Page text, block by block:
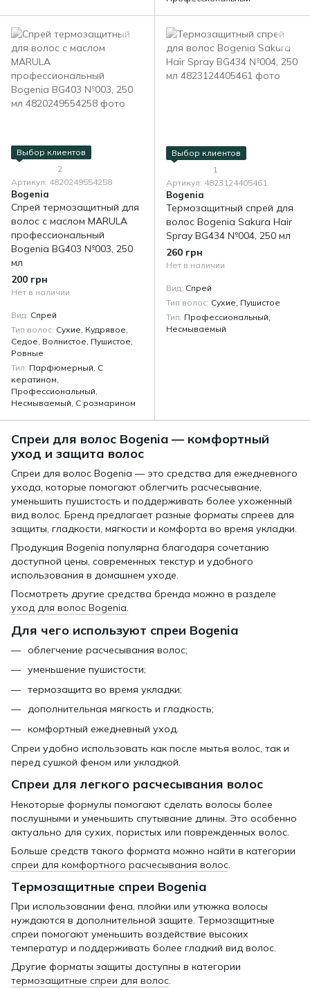
Выбор клиентов
2
Артикул: 4820249554258
Bogenia
Cпрей термозащитный для
волос с маслом MARULA
профессиональный
Bogenia BG403 №003, 250
мл
200 грн
Нет в наличии
Вид Спрей
Тип волос Сухие, Кудрявое,
Седое, Волнистое, Пушистое,
Ровные
Тип Парфюмерный, С
кератином,
Профессиональный,
Несмываемый, С розмарином
Выбор клиентов
1
Артикул: 4823124405461
Bogenia
Термозащитный спрей для
волос Bogenia Sakura Hair
Spray BG434 №004, 250 мл
260 грн
Нет в наличии
Вид Спрей
Тип волос Сухие, Пушистое
Тип Профессиональный,
Несмываемый
Спреи для волос Bogenia — комфортный
уход и защита волос
Спреи для волос Bogenia — это средства для ежедневного
ухода, которые помогают облегчить расчесывание,
уменьшить пушистость и поддерживать более ухоженный
вид волос. Бренд предлагает разные форматы спреев для
защиты, гладкости, мягкости и комфорта во время укладки.
Продукция Bogenia популярна благодаря сочетанию
доступной цены, современных текстур и удобного
использования в домашнем уходе.
Посмотреть другие средства бренда можно в разделе
уход для волос Bogenia.
Для чего используют спреи Bogenia
облегчение расчесывания волос;
уменьшение пушистости;
термозащита во время укладки;
дополнительная мягкость и гладкость;
комфортный ежедневный уход.
Спреи удобно использовать как после мытья волос, так и
перед сушкой феном или укладкой.
Спреи для легкого расчесывания волос
Некоторые формулы помогают сделать волосы более
послушными и уменьшить спутывание длины. Это особенно
актуально для сухих, пористых или поврежденных волос.
Больше средств такого формата можно найти в категории
спреи для комфортного расчесывания волос
Термозащитные спреи Bogenia
При использовании фена, плойки или утюжка волосы
нуждаются в дополнительной защите. Термозащитные
спреи помогают уменьшить воздействие высоких
температур и поддерживать более гладкий вид волос.
Другие форматы защиты доступны в категории
термозащитные спреи для волос.